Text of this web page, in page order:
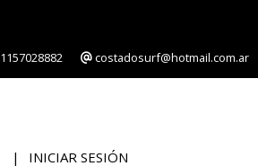
1157028882 costadosurf@hotmail.com.ar
INICIAR SESIÓN